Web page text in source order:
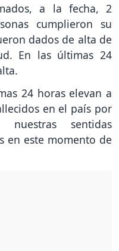
a la fecha, 2
cumplieron su
dados de alta de
En las últimas 24
24 horas elevan a
en el país por
nuestras sentidas
en este momento de